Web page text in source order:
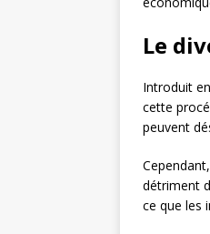
Le
Introduit
cette
peuvent
détriment
ce que les